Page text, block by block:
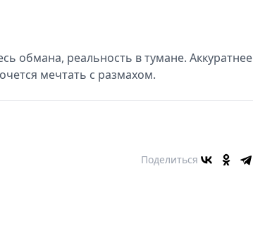
обмана, реальность в тумане. Аккуратнее
мечтать с размахом.
Поделиться